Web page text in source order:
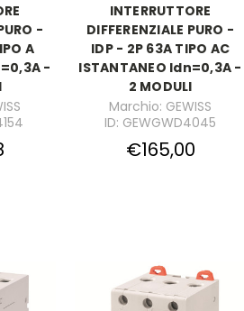
-
A
-
INTERRUTTORE
DIFFERENZIALE PURO -
IDP - 2P 63A TIPO AC
ISTANTANEO Idn=0,3A -
2 MODULI
Marchio: GEWISS
ID: GEWGWD4045
€165,00